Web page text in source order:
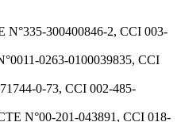
N°335-300400846-2, CCI 003-
0263-0100039835, CCI
0-73, CCI 002-485-
N°00-201-043891, CCI 018-